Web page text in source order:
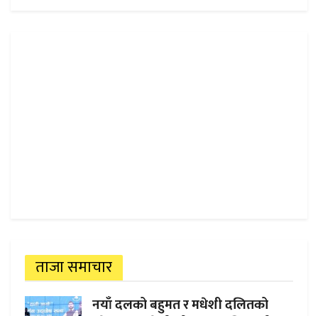
ताजा समाचार
नयाँ दलको बहुमत र मधेशी दलितको